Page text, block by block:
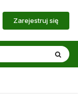
Zarejestruj się